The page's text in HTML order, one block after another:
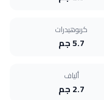
كربوهيدرات
5.7 جم
ألياف
2.7 جم